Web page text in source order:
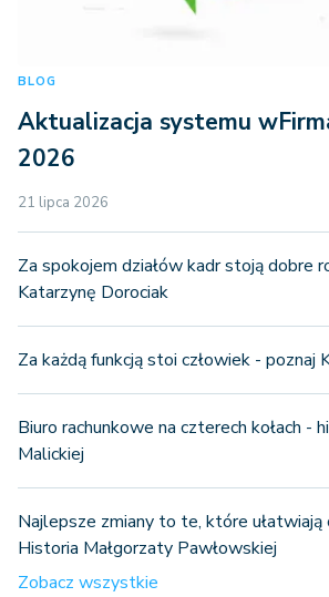
BLOG
Aktualizacja systemu
2026
21 lipca 2026
Za spokojem działów kadr stoją dobre
Katarzynę Dorociak
Za każdą funkcją stoi człowiek - poznaj
Biuro rachunkowe na czterech kołach -
Malickiej
Najlepsze zmiany to te, które ułatwiają
Historia Małgorzaty Pawłowskiej
Zobacz wszystkie